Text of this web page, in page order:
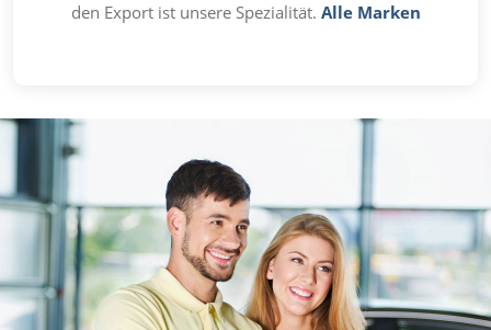
den Export ist unsere Spezialität. Alle Marken